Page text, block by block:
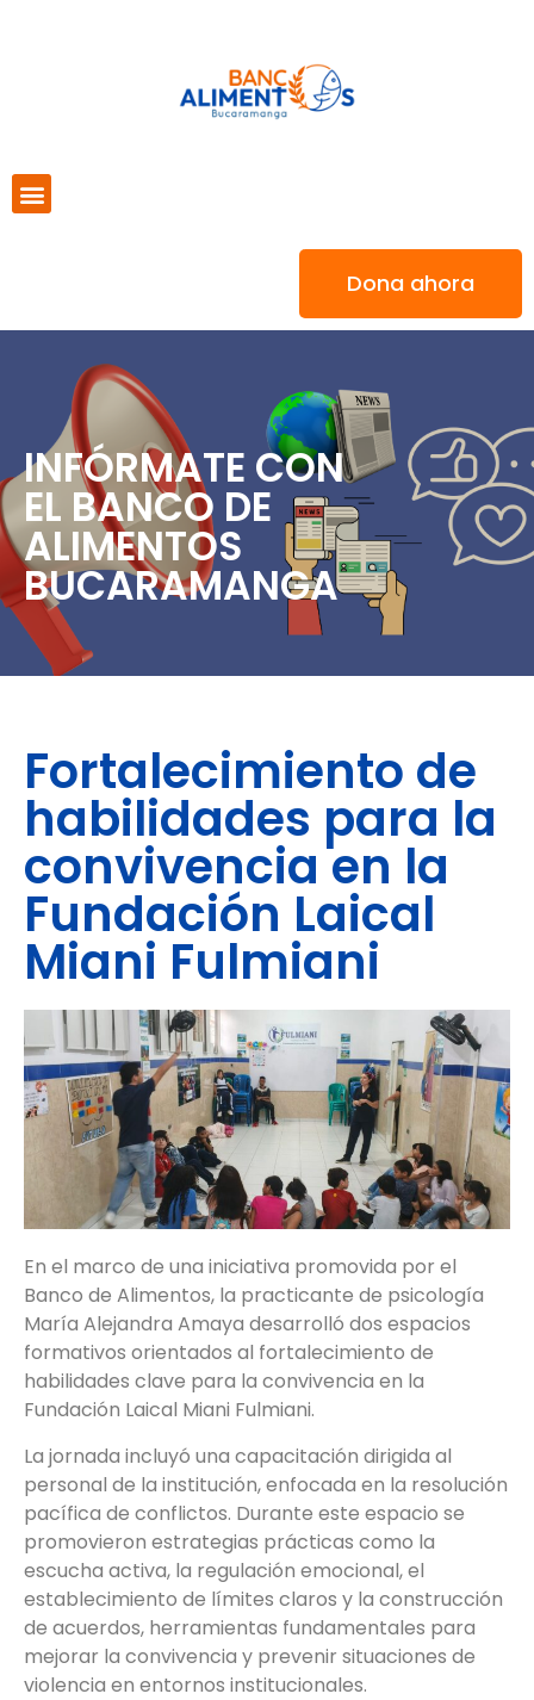
Dona ahora
INFÓRMATE CON
EL BANCO DE
ALIMENTOS
BUCARAMANGA
Fortalecimiento de
habilidades para la
convivencia en la
Fundación Laical
Miani Fulmiani
En el marco de una iniciativa promovida por el
Banco de Alimentos, la practicante de psicología
María Alejandra Amaya desarrolló dos espacios
formativos orientados al fortalecimiento de
habilidades clave para la convivencia en la
Fundación Laical Miani Fulmiani.
La jornada incluyó una capacitación dirigida al
personal de la institución, enfocada en la resolución
pacífica de conflictos. Durante este espacio se
promovieron estrategias prácticas como la
escucha activa, la regulación emocional, el
establecimiento de límites claros y la construcción
de acuerdos, herramientas fundamentales para
mejorar la convivencia y prevenir situaciones de
violencia en entornos institucionales.